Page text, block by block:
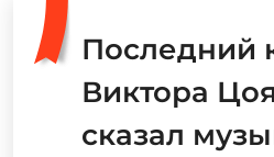
Последний
Виктора
сказал